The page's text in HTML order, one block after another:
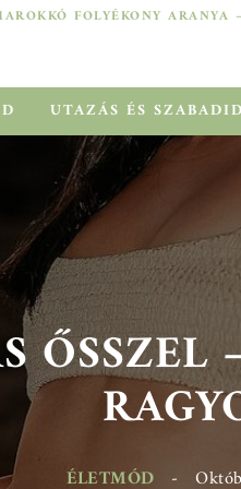
UTAZÁS ÉS
ŐSSZEL
ÉLETMÓD